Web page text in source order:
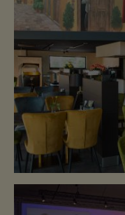
RESTAURANT